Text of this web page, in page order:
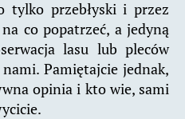
tylko przebłyski i przez
co popatrzeć, a jedyną
lasu lub pleców
Pamiętajcie jednak,
opinia i kto wie, sami